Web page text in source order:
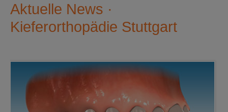
Aktuelle News ·
Kieferorthopädie Stuttgart